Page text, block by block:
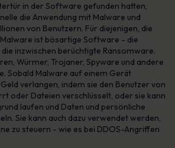
in der Software gefunden hatten,
die Anwendung mit Malware und
von Benutzern. Für diejenigen, die
ist bösartige Software - die
inzwischen berüchtigte Ransomware.
Würmer, Trojaner, Spyware und andere
Sobald Malware auf einem Gerät
verlangen, indem sie den Benutzer von
oder Dateien verschlüsselt, oder sie kann
laufen und Daten und persönliche
Sie kann auch dazu verwendet werden,
zu steuern - wie es bei DDOS-Angriffen